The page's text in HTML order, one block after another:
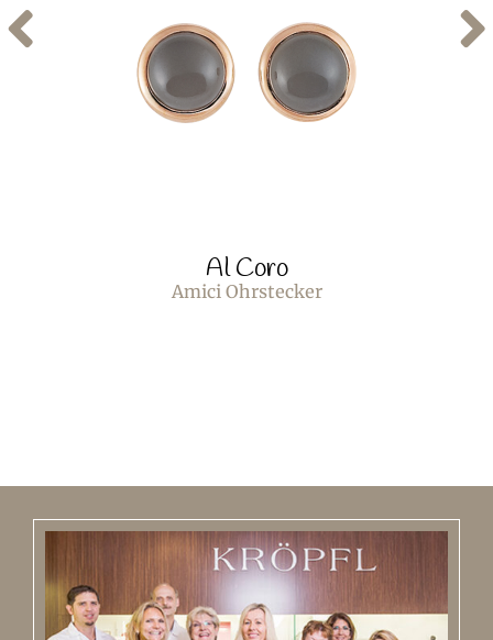
Al Coro
Amici Ohrstecker